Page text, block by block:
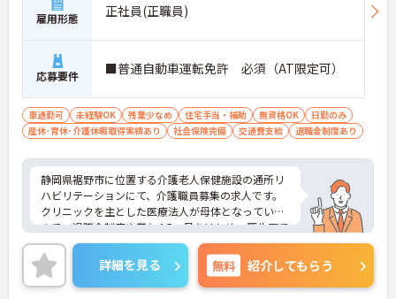
雇用形態 正社員(正職員)
応募要件 ■普通自動車運転免許 必須（AT限定可）
車通勤可 未経験OK 残業少なめ 住宅手当・補助 無資格OK
日勤のみ
産休･育休･介護休暇取得実績あり
社会保険完備 交通費支給 退職金制度あり
静岡県裾野市に位置する介護老人保健施設の通所リ
ハビリテーションにて、介護職員募集の求人です。
クリニックを主とした医療法人が母体となっている
ので、退職金制度や賞与4.5ヶ月をはじめ、厚生面で
の充実が魅力のひとつとなっています。
興味のある方には、面接対策ポイントなど、さらに
詳細をお話いたしますのでお気軽にご相談くださ
い。
詳細を見る 無料 紹介してもらう